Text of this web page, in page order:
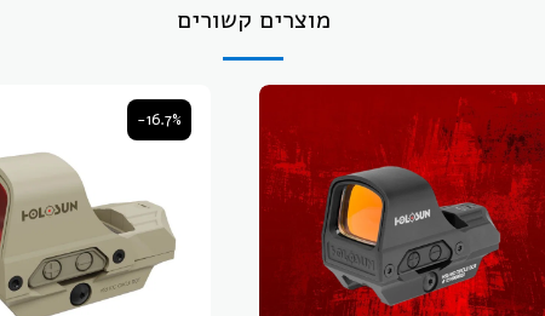
מוצרים קשורים
-16.7%